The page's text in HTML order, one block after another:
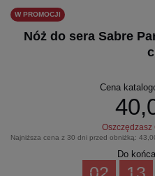
W PROMOCJI
Nóż do sera Sabre
Cena
Oszczędzasz
Najniższa cena z 30 dni przed obniżką:
Do